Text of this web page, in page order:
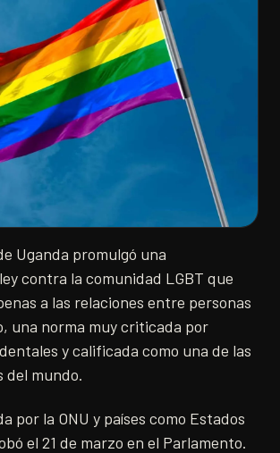
Uganda promulgó una
contra la comunidad LGBT que
a las relaciones entre personas
una norma muy criticada por
y calificada como una de las
del mundo.
por la ONU y países como Estados
el 21 de marzo en el Parlamento.